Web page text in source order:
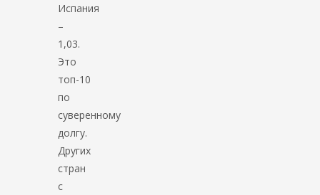
Испания
–
1,03.
Это
топ-10
по
суверенному
долгу.
Других
стран
с